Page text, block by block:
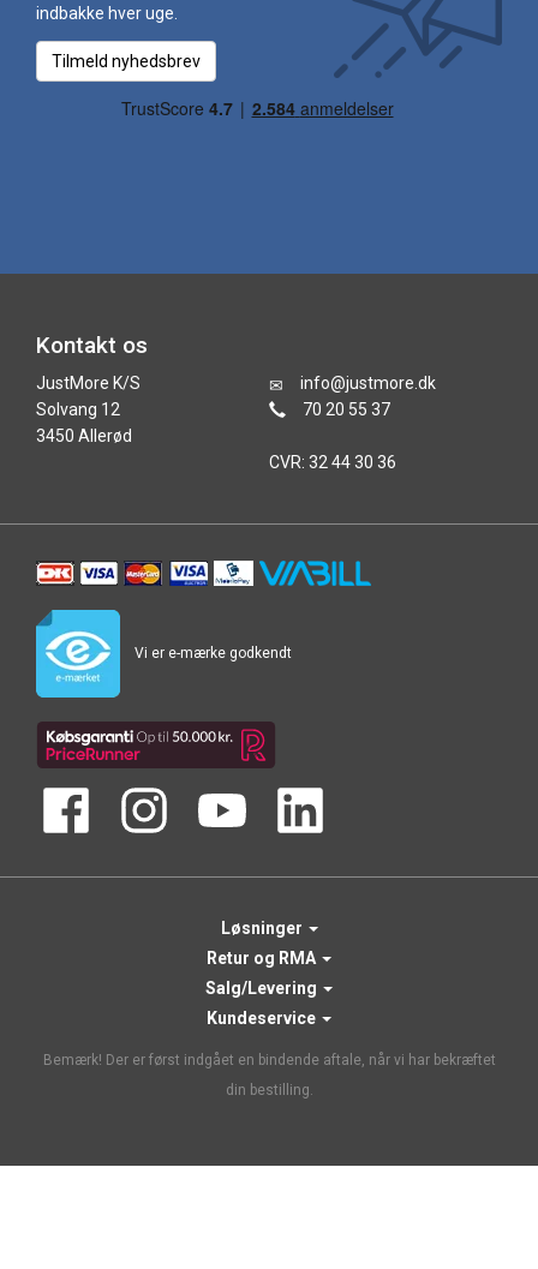
indbakke hver uge.
Tilmeld nyhedsbrev
Kontakt os
JustMore K/S
Solvang 12
3450 Allerød
info@justmore.dk
70 20 55 37
CVR: 32 44 30 36
Vi er e-mærke godkendt
Løsninger
Retur og RMA
Salg/Levering
Kundeservice
Bemærk! Der er først indgået en bindende aftale, når vi har bekræftet
din bestilling.